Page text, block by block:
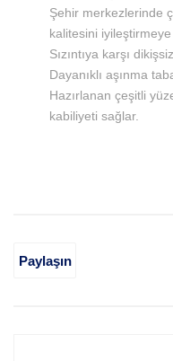
Şehir merkezlerinde
kalitesini iyileştirmeye
Sızıntıya karşı
Dayanıklı aşınma
Hazırlanan çeşitli
kabiliyeti sağlar.
Paylaşın